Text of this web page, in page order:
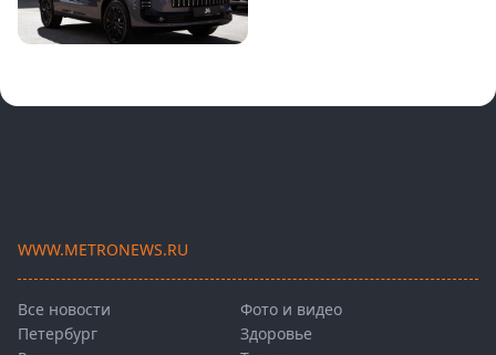
WWW.METRONEWS.RU
Все новости
Петербург
Фото и видео
Здоровье